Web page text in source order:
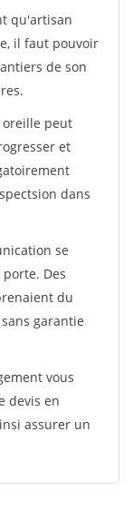
qu'artisan
il faut pouvoir
de son
oreille peut
et
dans
se
Des
du
garantie
vous
devis en
assurer un